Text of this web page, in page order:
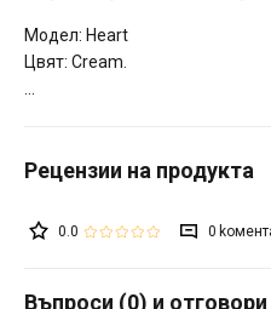
Модел: Heart
Цвят: Cream.
0.0 0
Въпроси (0) и